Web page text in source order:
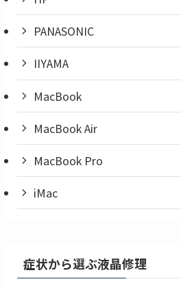
PANASONIC
IIYAMA
MacBook
MacBook Air
MacBook Pro
iMac
症状から選ぶ液晶修理